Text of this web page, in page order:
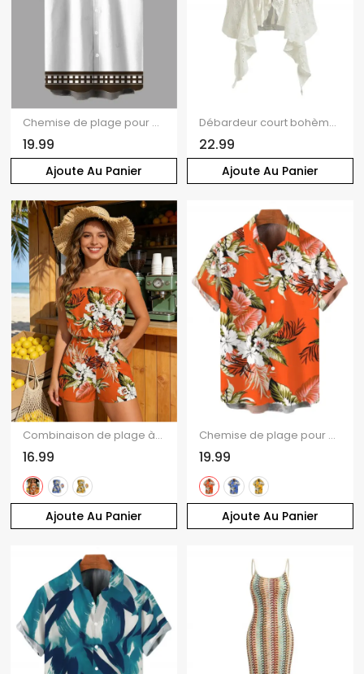
Ajoute Au Panier
Chemise de plage pour homme, imprimé géométrique cocotier, colorblock, boutonnée
19.99
Ajoute Au Panier
Débardeur court bohème en dentelle florale ajourée, à volants et bretelles spaghetti nouées
22.99
Ajoute Au Panier
Combinaison de plage à imprimé floral tropical et feuilles de palmier, avec poche et épaules dénudées
16.99
Ajoute Au Panier
Chemise de plage pour homme à imprimé floral tropical et feuilles de palmier, boutonnée
19.99